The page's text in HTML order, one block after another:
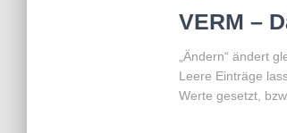
VERM –
„Ändern“ ändert
Leere Einträge
Werte gesetzt,